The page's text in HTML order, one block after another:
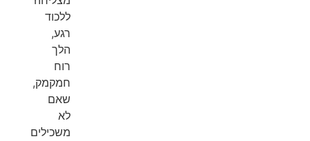
ללכוד
רגע,
הלך
רוח
חמקמק,
שאם
לא
משכילים